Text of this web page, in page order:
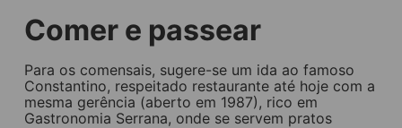
Comer e passear
Para os comensais, sugere-se um ida ao famoso
Constantino, respeitado restaurante até hoje com a
mesma gerência (aberto em 1987), rico em
Gastronomia Serrana, onde se servem pratos